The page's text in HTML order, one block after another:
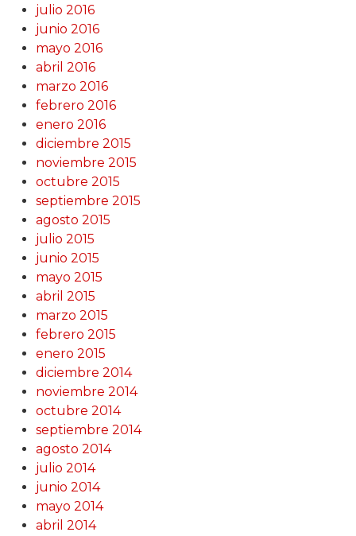
julio 2016
junio 2016
mayo 2016
abril 2016
marzo 2016
febrero 2016
enero 2016
diciembre 2015
noviembre 2015
octubre 2015
septiembre 2015
agosto 2015
julio 2015
junio 2015
mayo 2015
abril 2015
marzo 2015
febrero 2015
enero 2015
diciembre 2014
noviembre 2014
octubre 2014
septiembre 2014
agosto 2014
julio 2014
junio 2014
mayo 2014
abril 2014